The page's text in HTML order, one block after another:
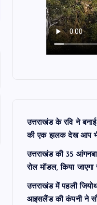
उत्तराखंड के रवि ने
की एक झलक देख आप भी
उत्तराखंड की 35
रोल मॉडल, किया जाएगा
उत्तराखंड में पहली
आइसलैंड की कंपनी ने